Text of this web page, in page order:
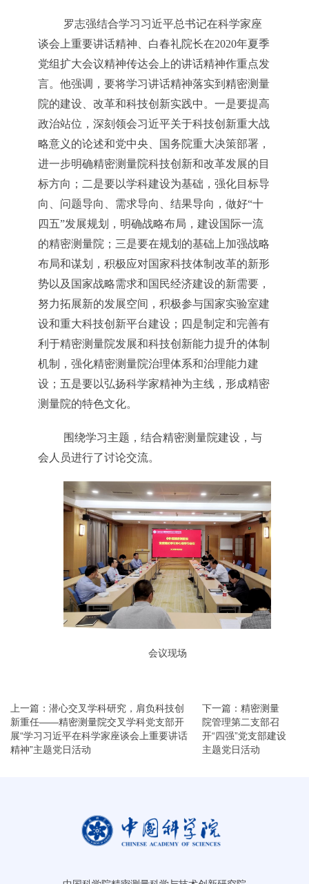
罗志强结合学习习近平总书记在科学家座
谈会上重要讲话精神、白春礼院长在2020年夏季
党组扩大会议精神传达会上的讲话精神作重点发
言。他强调，要将学习讲话精神落实到精密测量
院的建设、改革和科技创新实践中。一是要提高
政治站位，深刻领会习近平关于科技创新重大战
略意义的论述和党中央、国务院重大决策部署，
进一步明确精密测量院科技创新和改革发展的目
标方向；二是要以学科建设为基础，强化目标导
向、问题导向、需求导向、结果导向，做好“十
四五”发展规划，明确战略布局，建设国际一流
的精密测量院；三是要在规划的基础上加强战略
布局和谋划，积极应对国家科技体制改革的新形
势以及国家战略需求和国民经济建设的新需要，
努力拓展新的发展空间，积极参与国家实验室建
设和重大科技创新平台建设；四是制定和完善有
利于精密测量院发展和科技创新能力提升的体制
机制，强化精密测量院治理体系和治理能力建
设；五是要以弘扬科学家精神为主线，形成精密
测量院的特色文化。
围绕学习主题，结合精密测量院建设，与
会人员进行了讨论交流。
会议现场
上一篇：潜心交叉学科研究，肩负科技创
新重任——精密测量院交叉学科党支部开
展“学习习近平在科学家座谈会上重要讲话
精神”主题党日活动
下一篇：精密测量
院管理第二支部召
开“四强”党支部建设
主题党日活动